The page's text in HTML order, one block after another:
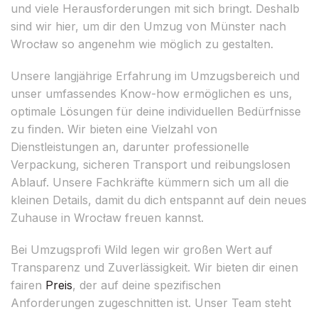
und viele Herausforderungen mit sich bringt. Deshalb
sind wir hier, um dir den Umzug von Münster nach
Wrocław so angenehm wie möglich zu gestalten.
Unsere langjährige Erfahrung im Umzugsbereich und
unser umfassendes Know-how ermöglichen es uns,
optimale Lösungen für deine individuellen Bedürfnisse
zu finden. Wir bieten eine Vielzahl von
Dienstleistungen an, darunter professionelle
Verpackung, sicheren Transport und reibungslosen
Ablauf. Unsere Fachkräfte kümmern sich um all die
kleinen Details, damit du dich entspannt auf dein neues
Zuhause in Wrocław freuen kannst.
Bei Umzugsprofi Wild legen wir großen Wert auf
Transparenz und Zuverlässigkeit. Wir bieten dir einen
fairen Preis, der auf deine spezifischen
Anforderungen zugeschnitten ist. Unser Team steht